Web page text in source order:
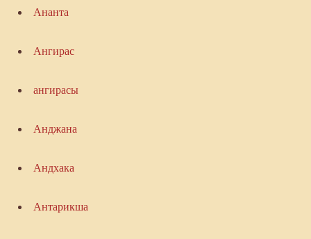
Ананта
Ангирас
ангирасы
Анджана
Андхака
Антарикша